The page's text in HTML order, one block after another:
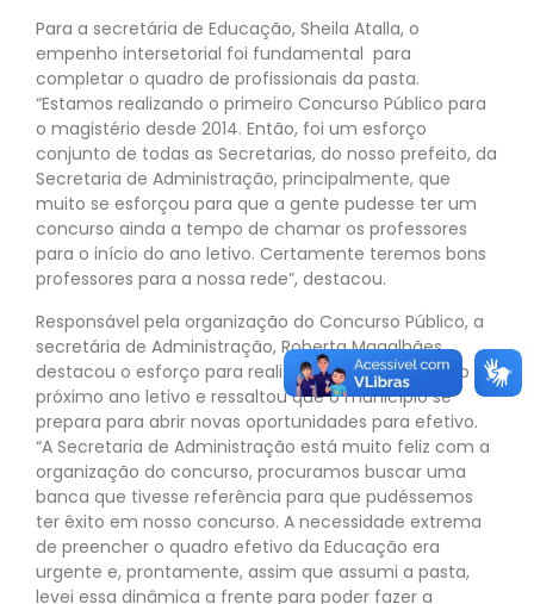
Para a secretária de Educação, Sheila Atalla, o
empenho intersetorial foi fundamental para
completar o quadro de profissionais da pasta.
“Estamos realizando o primeiro Concurso Público para
o magistério desde 2014. Então, foi um esforço
conjunto de todas as Secretarias, do nosso prefeito, da
Secretaria de Administração, principalmente, que
muito se esforçou para que a gente pudesse ter um
concurso ainda a tempo de chamar os professores
para o início do ano letivo. Certamente teremos bons
professores para a nossa rede”, destacou.
Responsável pela organização do Concurso Público, a
secretária de Administração, Roberta Magalhães,
destacou o esforço para realizar as provas a tempo do
próximo ano letivo e ressaltou que o município se
prepara para abrir novas oportunidades para efetivo.
“A Secretaria de Administração está muito feliz com a
organização do concurso, procuramos buscar uma
banca que tivesse referência para que pudéssemos
ter êxito em nosso concurso. A necessidade extrema
de preencher o quadro efetivo da Educação era
urgente e, prontamente, assim que assumi a pasta,
levei essa dinâmica a frente para poder fazer a